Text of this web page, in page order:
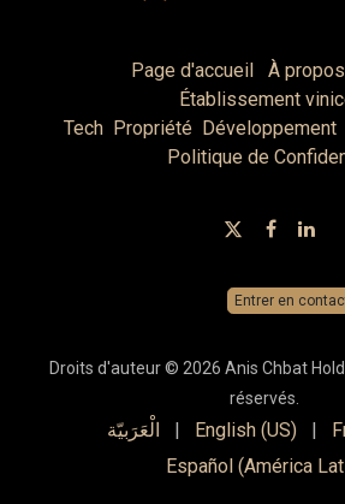
Page d'accueil
À
Établissement
Tech Propriété Développement
Politique de
Entrer en
Droits d'auteur © 2026 Anis Chbat
réservés.
الْعَرَبيّة | English (US) |
Español (América